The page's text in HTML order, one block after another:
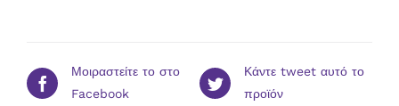
Μοιραστείτε το στο
Facebook
Κάντε tweet αυτό το
προϊόν